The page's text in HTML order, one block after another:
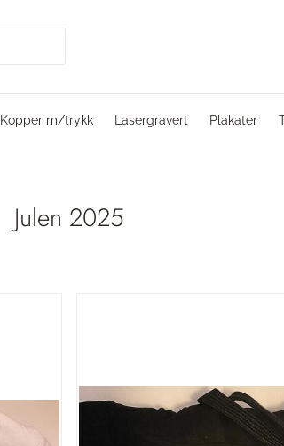
Kopper m/trykk Lasergravert Plakater
Julen 2025